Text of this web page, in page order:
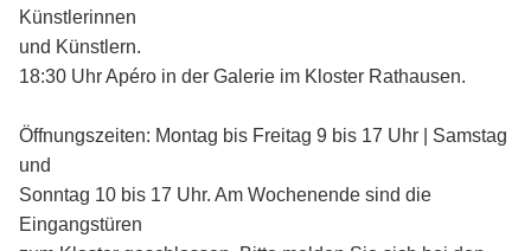
Künstlerinnen
und Künstlern.
18:30 Uhr Apéro in der Galerie im Kloster Rathausen.
Öffnungszeiten: Montag bis Freitag 9 bis 17 Uhr | Samstag
und
Sonntag 10 bis 17 Uhr. Am Wochenende sind die
Eingangstüren